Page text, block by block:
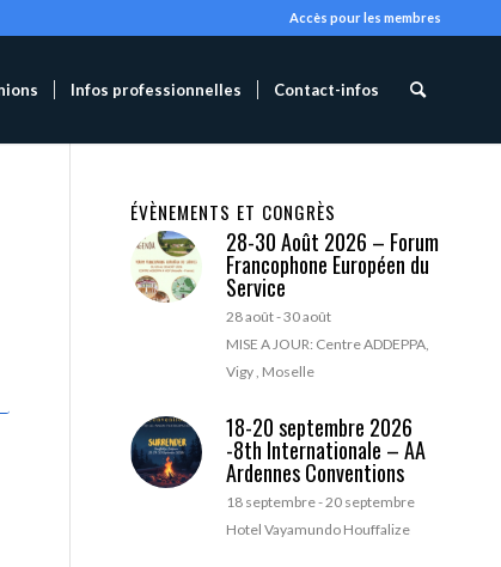
Accès pour les membres
Infos professionnelles Contact-infos
ÉVÈNEMENTS ET CONGRÈS
28-30 Août 2026 – Forum
Francophone Européen du
Service
28 août-30 août
MISE A JOUR: Centre ADDEPPA,
Vigy , Moselle
18-20 septembre 2026
-8th Internationale – AA
Ardennes Conventions
18 septembre-20 septembre
Hotel Vayamundo Houffalize